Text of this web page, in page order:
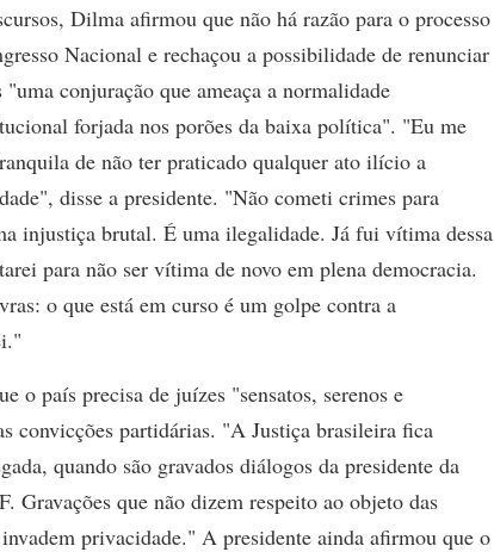
Dilma afirmou que não há razão para o processo
Nacional e rechaçou a possibilidade de renunciar
conjuração que ameaça a normalidade
forjada nos porões da baixa política". "Eu me
de não ter praticado qualquer ato ilício a
disse a presidente. "Não cometi crimes para
injustiça brutal. É uma ilegalidade. Já fui vítima dessa
para não ser vítima de novo em plena democracia.
o que está em curso é um golpe contra a
o país precisa de juízes "sensatos, serenos e
convicções partidárias. "A Justiça brasileira fica
quando são gravados diálogos da presidente da
Gravações que não dizem respeito ao objeto das
privacidade." A presidente ainda afirmou que o